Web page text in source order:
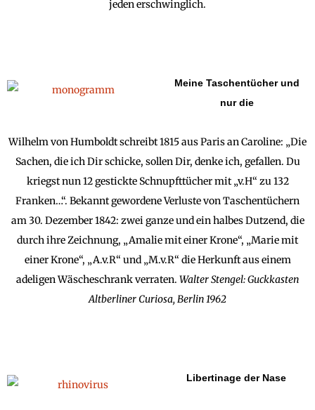
jeden erschwinglich.
Meine Taschentücher und
nur die
Wilhelm von Humboldt schreibt 1815 aus Paris an Caroline: „Die
Sachen, die ich Dir schicke, sollen Dir, denke ich, gefallen. Du
kriegst nun 12 gestickte Schnupfttücher mit „v.H“ zu 132
Franken…“. Bekannt gewordene Verluste von Taschentüchern
am 30. Dezember 1842: zwei ganze und ein halbes Dutzend, die
durch ihre Zeichnung, „Amalie mit einer Krone“, „Marie mit
einer Krone“, „A.v.R“ und „M.v.R“ die Herkunft aus einem
adeligen Wäscheschrank verraten. Walter Stengel: Guckkasten
Altberliner Curiosa, Berlin 1962
Libertinage der Nase